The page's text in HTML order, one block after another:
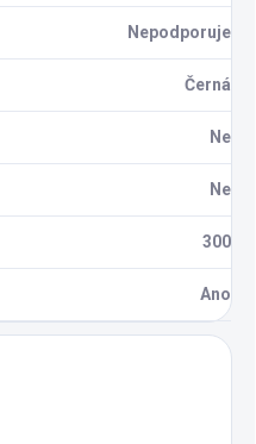
Nepodporuje
Černá
Ne
Ne
300
Ano